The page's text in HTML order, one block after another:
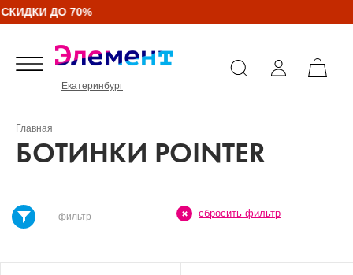
ДО 70%
Екатеринбург
Главная
БОТИНКИ POINTER
— фильтр сбросить фильтр